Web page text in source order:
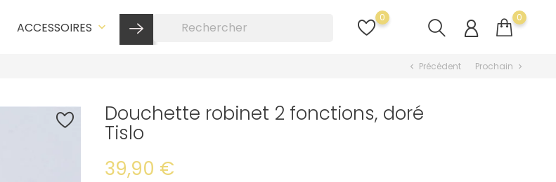
ACCESSOIRES keyboard_arrow_down
0
0
chevron_left Précédent Prochain chevron_right
Douchette robinet 2 fonctions, doré
Tislo
39,90 €